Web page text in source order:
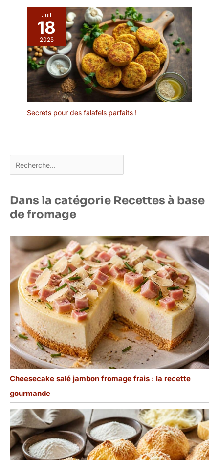
Juil
18
2025
Secrets pour des falafels parfaits !
Rechercher
Dans la catégorie Recettes à base
de fromage
Cheesecake salé jambon fromage frais : la recette
gourmande